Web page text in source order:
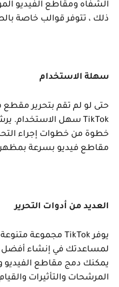
الشفاه ومقاطع الفيديو
ذلك ، تتوفر قوالب خاصة
سهلة الاستخدام
حتى لو لم تقم بتحرير مقطع
TikTok سهل الاستخدام.
خطوة من خطوات إجراء
مقاطع فيديو بسرعة بمظهر
العديد من أدوات التحرير
يوفرTikTok مجموعة متنوعة
لمساعدتك في إنشاء أفضل
يمكنك دمج مقاطع الفيديو
المرشحات والتأثيرات